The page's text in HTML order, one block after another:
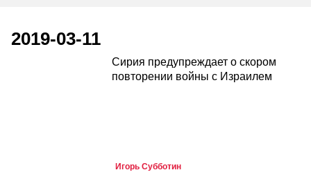
2019-03-11
Сирия предупреждает о скором
повторении войны с Израилем
Игорь Субботин